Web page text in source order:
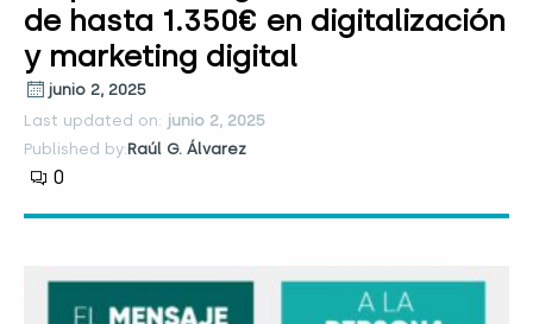
de hasta 1.350€ en digitalización
y marketing digital
junio 2, 2025
Last updated on: junio 2, 2025
Published by:Raúl G. Álvarez
0